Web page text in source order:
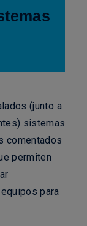
(junto a
sistemas
comentados
permiten
para